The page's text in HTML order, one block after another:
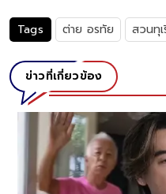
Tags ต่าย อรทัย สวนทุ
ข่าวที่เกี่ยวข้อง
ลูกสาว "ทศพล หิ
ยายทวด